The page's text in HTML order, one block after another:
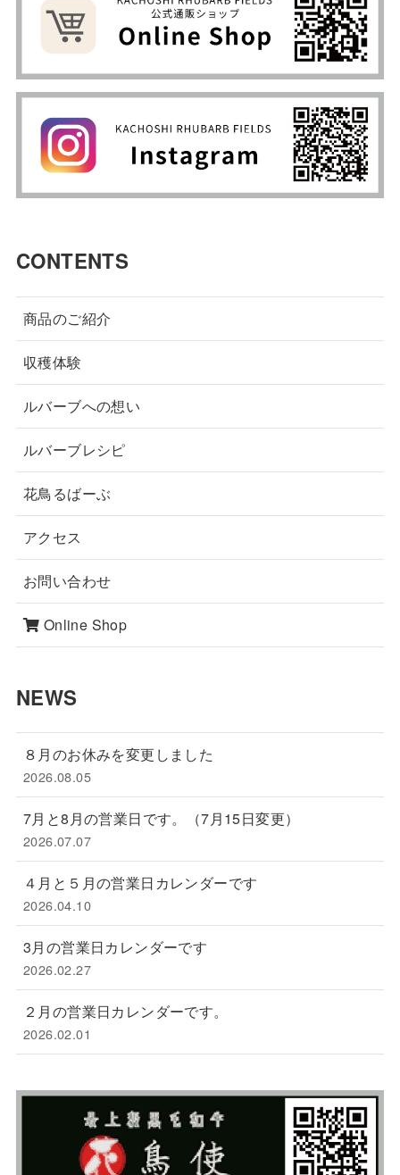
CONTENTS
商品のご紹介
収穫体験
ルバーブへの想い
ルバーブレシピ
花鳥るばーぶ
アクセス
お問い合わせ
Online Shop
NEWS
８月のお休みを変更しました
2026.08.05
7月と8月の営業日です。（7月15日変更）
2026.07.07
４月と５月の営業日カレンダーです
2026.04.10
3月の営業日カレンダーです
2026.02.27
２月の営業日カレンダーです。
2026.02.01